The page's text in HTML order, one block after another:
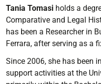
Tania Tomasi holds a
Comparative and Legal
has been a Researcher in
Ferrara, after serving as a
Since 2006, she has been
support activities at the